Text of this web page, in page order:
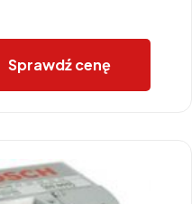
Sprawdź cenę